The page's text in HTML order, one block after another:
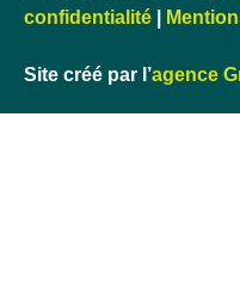
confidentialité
Site créé par l’agence